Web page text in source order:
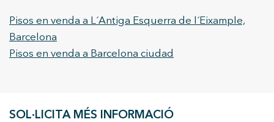
Pisos en venda a L´Antiga Esquerra de l´Eixample,
Barcelona
Pisos en venda a Barcelona ciudad
SOL·LICITA MÉS INFORMACIÓ